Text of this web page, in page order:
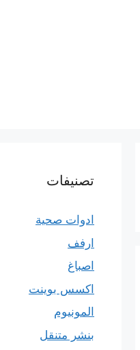
تصنيفات
ادوات صحية
ارفف
اصباغ
اكسس بوينت
المونيوم
بنشر متنقل